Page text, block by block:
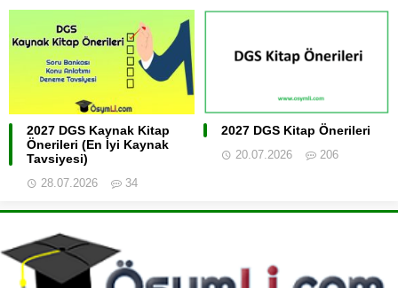
2027 DGS Kaynak Kitap
Önerileri (En İyi Kaynak
Tavsiyesi)
28.07.2026 34
2027 DGS Kitap Önerileri
20.07.2026 206